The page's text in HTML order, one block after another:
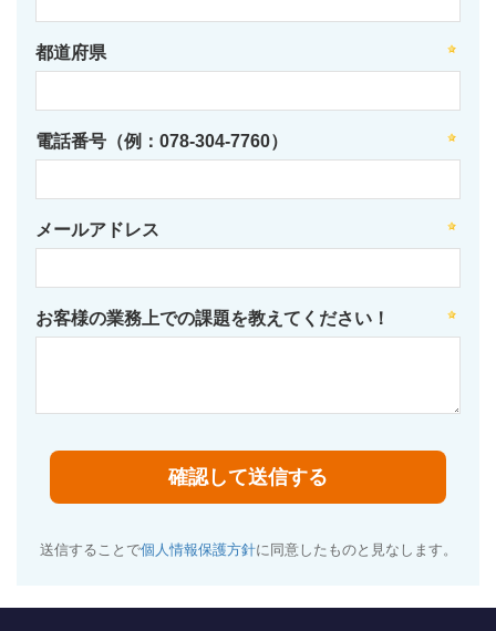
都道府県
電話番号（例：078-304-7760）
メールアドレス
お客様の業務上での課題を教えてください！
送信することで個人情報保護方針に同意したものと見なします。